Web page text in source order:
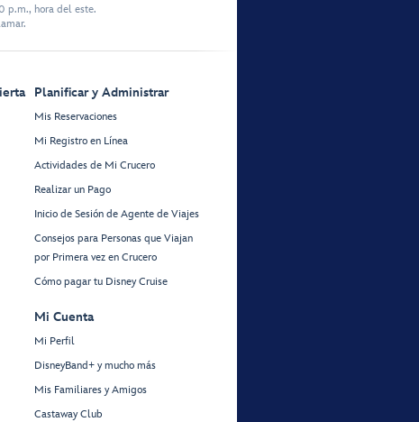
p.m., hora del este.
Planificar y Administrar
Mis Reservaciones
Mi Registro en Línea
Actividades de Mi Crucero
Realizar un Pago
Inicio de Sesión de Agente de Viajes
Consejos para Personas que Viajan
por Primera vez en Crucero
Cómo pagar tu Disney Cruise
Mi Cuenta
Mi Perfil
DisneyBand+ y mucho más
Mis Familiares y Amigos
Castaway Club